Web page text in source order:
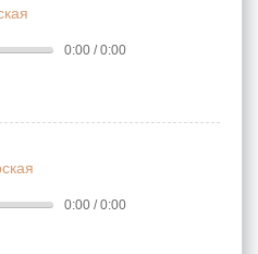
0:00 / 0:00
0:00 / 0:00